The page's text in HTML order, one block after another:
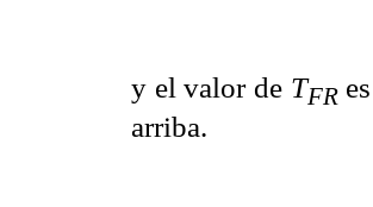
y el valor de TFR
arriba.